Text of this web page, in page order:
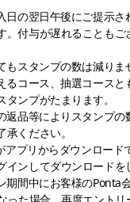
日の翌日午後にご提示
。付与が遅れることもご
もスタンプの数は減りま
るコース、抽選コース
ンプがたまります。
返品等によりスタンプ
ください。
アプリからダウンロー
インしてダウンロードを
期間中にお客様のPonta
った場合、再度エント